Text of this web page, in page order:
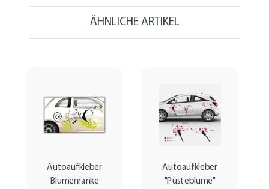
ÄHNLICHE ARTIKEL
Autoaufkleber
Blumenranke
Autoaufkleber
"Pusteblume"